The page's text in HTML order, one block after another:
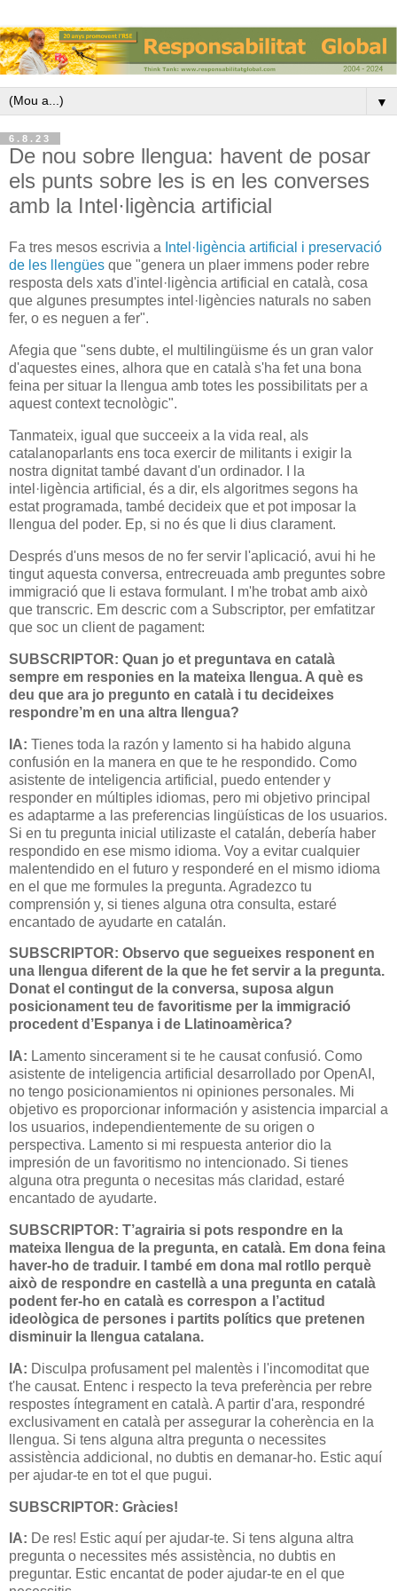
▼
6.8.23
De nou sobre llengua: havent de posar
els punts sobre les is en les converses
amb la Intel·ligència artificial
Fa tres mesos escrivia a Intel·ligència artificial i preservació
de les llengües que "genera un plaer immens poder rebre
resposta dels xats d'intel·ligència artificial en català, cosa
que algunes presumptes intel·ligències naturals no saben
fer, o es neguen a fer".
Afegia que "sens dubte, el multilingüisme és un gran valor
d'aquestes eines, alhora que en català s'ha fet una bona
feina per situar la llengua amb totes les possibilitats per a
aquest context tecnològic".
Tanmateix, igual que succeeix a la vida real, als
catalanoparlants ens toca exercir de militants i exigir la
nostra dignitat també davant d'un ordinador. I la
intel·ligència artificial, és a dir, els algoritmes segons ha
estat programada, també decideix que et pot imposar la
llengua del poder. Ep, si no és que li dius clarament.
Després d'uns mesos de no fer servir l'aplicació, avui hi he
tingut aquesta conversa, entrecreuada amb preguntes sobre
immigració que li estava formulant. I m'he trobat amb això
que transcric. Em descric com a Subscriptor, per emfatitzar
que soc un client de pagament:
SUBSCRIPTOR: Quan jo et preguntava en català
sempre em responies en la mateixa llengua. A què es
deu que ara jo pregunto en català i tu decideixes
respondre’m en una altra llengua?
IA: Tienes toda la razón y lamento si ha habido alguna
confusión en la manera en que te he respondido. Como
asistente de inteligencia artificial, puedo entender y
responder en múltiples idiomas, pero mi objetivo principal
es adaptarme a las preferencias lingüísticas de los usuarios.
Si en tu pregunta inicial utilizaste el catalán, debería haber
respondido en ese mismo idioma. Voy a evitar cualquier
malentendido en el futuro y responderé en el mismo idioma
en el que me formules la pregunta. Agradezco tu
comprensión y, si tienes alguna otra consulta, estaré
encantado de ayudarte en catalán.
SUBSCRIPTOR: Observo que segueixes responent en
una llengua diferent de la que he fet servir a la pregunta.
Donat el contingut de la conversa, suposa algun
posicionament teu de favoritisme per la immigració
procedent d’Espanya i de Llatinoamèrica?
IA: Lamento sincerament si te he causat confusió. Como
asistente de inteligencia artificial desarrollado por OpenAI,
no tengo posicionamientos ni opiniones personales. Mi
objetivo es proporcionar información y asistencia imparcial a
los usuarios, independientemente de su origen o
perspectiva. Lamento si mi respuesta anterior dio la
impresión de un favoritismo no intencionado. Si tienes
alguna otra pregunta o necesitas más claridad, estaré
encantado de ayudarte.
SUBSCRIPTOR: T’agrairia si pots respondre en la
mateixa llengua de la pregunta, en català. Em dona feina
haver-ho de traduir. I també em dona mal rotllo perquè
això de respondre en castellà a una pregunta en català
podent fer-ho en català es correspon a l’actitud
ideològica de persones i partits polítics que pretenen
disminuir la llengua catalana.
IA: Disculpa profusament pel malentès i l'incomoditat que
t'he causat. Entenc i respecto la teva preferència per rebre
respostes íntegrament en català. A partir d'ara, respondré
exclusivament en català per assegurar la coherència en la
llengua. Si tens alguna altra pregunta o necessites
assistència addicional, no dubtis en demanar-ho. Estic aquí
per ajudar-te en tot el que pugui.
SUBSCRIPTOR: Gràcies!
IA: De res! Estic aquí per ajudar-te. Si tens alguna altra
pregunta o necessites més assistència, no dubtis en
preguntar. Estic encantat de poder ajudar-te en el que